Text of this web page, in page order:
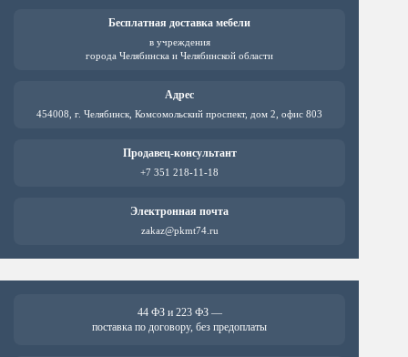
Бесплатная доставка мебели
в учреждения
города Челябинска и Челябинской области
Адрес
454008, г. Челябинск, Комсомольский проспект, дом 2, офис 803
Продавец-консультант
+7 351 218-11-18
Электронная почта
zakaz@pkmt74.ru
44 ФЗ и 223 ФЗ —
поставка по договору, без предоплаты